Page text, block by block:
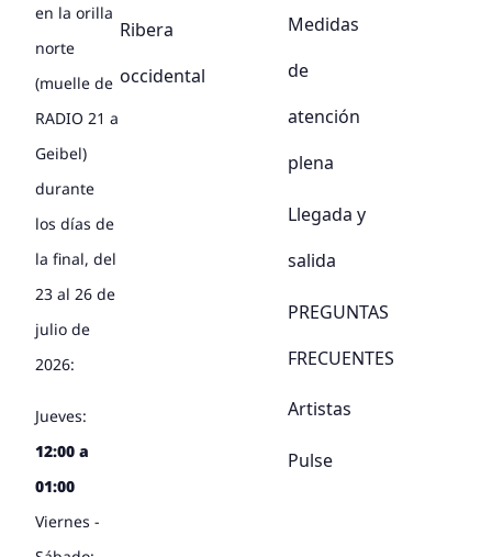
en la orilla
norte
(muelle de
RADIO 21 a
Geibel)
durante
los días de
la final, del
23 al 26 de
julio de
2026:
Jueves:
12:00 a
01:00
Viernes -
Ribera
occidental
Medidas
de
atención
plena
Llegada y
salida
PREGUNTAS
FRECUENTES
Artistas
Pulse